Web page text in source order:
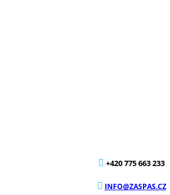
+420 775 663 233
INFO@ZASPAS.CZ